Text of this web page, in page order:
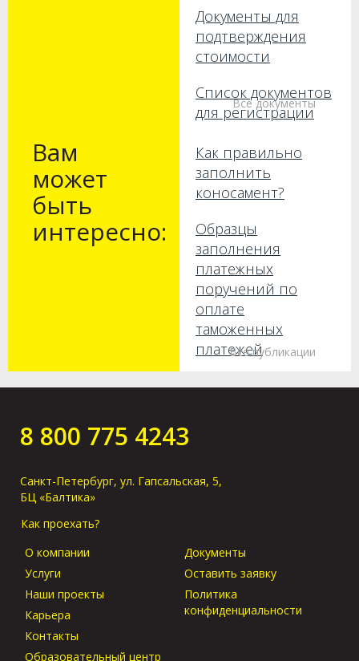
Документы для
подтверждения
стоимости
Список документов
для регистрации
Все документы
Вам
может
быть
интересно:
Как правильно
заполнить
коносамент?
Образцы
заполнения
платежных
поручений по
оплате
таможенных
платежей
Как получить груз
Все публикации
8 800 775 4243
Санкт-Петербург, ул. Гапсальская, 5,
БЦ «Балтика»
Как проехать?
О компании
Услуги
Наши проекты
Карьера
Контакты
Образовательный центр
Документы
Оставить заявку
Политика
конфиденциальности